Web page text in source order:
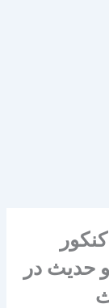
حدیث در